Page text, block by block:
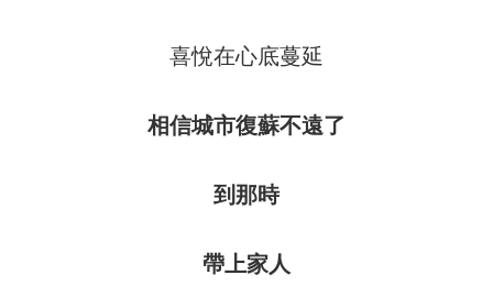
喜悅在心底蔓延
相信城市復蘇不遠了
到那時
帶上家人